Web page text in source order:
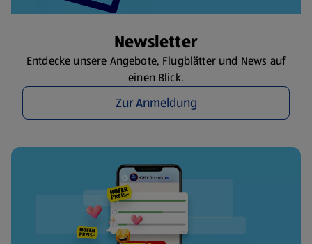
Newsletter
Entdecke unsere Angebote, Flugblätter und News auf
einen Blick.
Zur Anmeldung